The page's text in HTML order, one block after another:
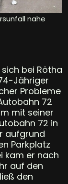
nahe
bei Rötha
Jähriger
Probleme
72
mit seiner
72 in
aufgrund
Parkplatz
kam er nach
auf den
den